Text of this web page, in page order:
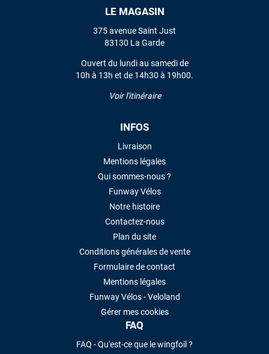
LE MAGASIN
375 avenue Saint Just
83130 La Garde
Ouvert du lundi au samedi de
10h à 13h et de 14h30 à 19h00.
Voir l'itinéraire
INFOS
Livraison
Mentions légales
Qui sommes-nous ?
Funway Vélos
Notre histoire
Contactez-nous
Plan du site
Conditions générales de vente
Formulaire de contact
Mentions légales
Funway Vélos - Veloland
Gérer mes cookies
FAQ
FAQ - Qu'est-ce que le wingfoil ?
VOIR TOUS LES AVIS